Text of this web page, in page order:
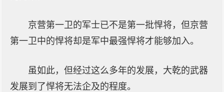
京营第一卫的军士已不是第一批悍将，但京营
第一卫中的悍将却是军中最强悍将才能够加入。
虽如此，但经过这么多年的发展，大乾的武器
发展到了悍将无法企及的程度。